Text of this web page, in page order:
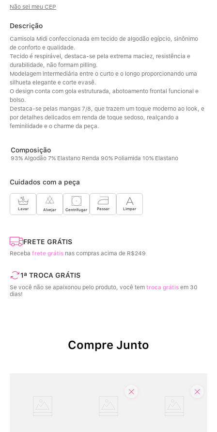
Não sei meu CEP
Descrição
Camisola Midi confeccionada em tecido de algodão egípcio, sinônimo
de conforto e qualidade.
Tecido é respirável, destaca-se pela extrema maciez, resistência e
durabilidade, não formam pilling.
Modelagem intermediária entre o curto e o longo proporcionando uma
silhueta elegante e corte evasê.
O design conta com gola estruturada, abotoamento frontal funcional e
bolso.
Destaca-se pelas mangas 7/8, que trazem um toque moderno ao look, e
por detalhes delicados em renda de toque sedoso, realçando a
feminilidade e o charme da peça.
93% Algodão 7% Elastano Renda 90% Poliamida 10% Elastano
Cuidados com a peça
Lavar Alvejar Centrifugar Passar Limpar
FRETE GRÁTIS
Receba frete grátis nas compras acima de R$249
1ª TROCA GRÁTIS
Se você não se apaixonou pelo produto, você tem troca grátis em 30
dias!
Compre Junto